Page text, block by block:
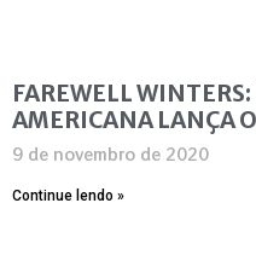
FAREWELL
AMERICANA LANÇA
9 de novembro de 2020
Continue lendo »